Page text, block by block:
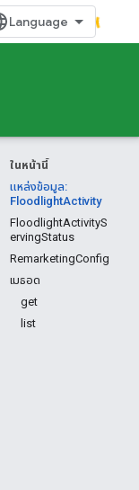
ในหน้านี้
แหล่งข้อมูล:
FloodlightActivity
FloodlightActivityS
ervingStatus
RemarketingConfig
เมธอด
get
list